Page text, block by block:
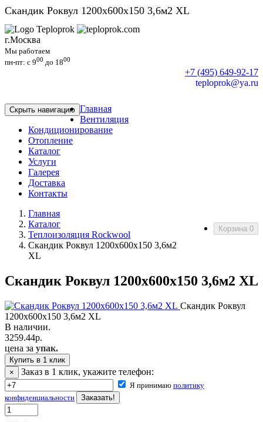
Скандик Роквул 1200х600х150 3,6м2 XL
г.Москва
Мы работаем
пн-пт: c 900 до 1800
+7 (495) 649-92-17
teploprok@ya.ru
Скрыть навигацию Главная
Вентиляция
Кондиционирование
Отопление
Каталог
Услуги
Галерея
Доставка
Контакты
Корзина 0
Главная
Каталог
Теплоизоляция Rockwool
Скандик Роквул 1200х600х150 3,6м2
XL
Скандик Роквул 1200х600х150 3,6м2 XL
Скандик Роквул
1200х600х150 3,6м2 XL
В наличии.
3259.44р.
цена за упак.
Купить в 1 клик
×
Заказ в 1 клик, укажите телефон:
Я принимаю политику
конфиденциальности